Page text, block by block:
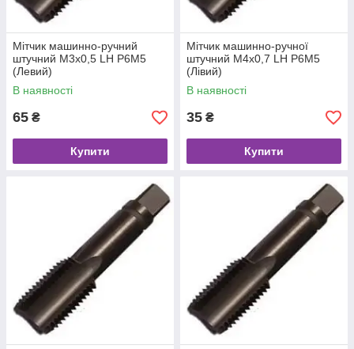
Мітчик машинно-ручний
штучний М3х0,5 LH Р6М5
(Левий)
В наявності
65 ₴
Купити
Мітчик машинно-ручної
штучний М4х0,7 LH Р6М5
(Лівий)
В наявності
35 ₴
Купити